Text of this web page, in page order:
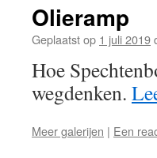
Olieramp
Geplaatst op 1 juli 2019
Hoe
wegdenken.
Meer galerijen | Een